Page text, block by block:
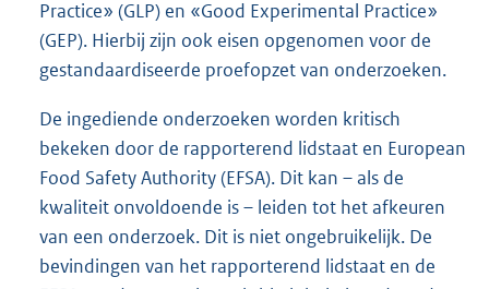
Practice» (GLP) en «Good Experimental Practice»
(GEP). Hierbij zijn ook eisen opgenomen voor de
gestandaardiseerde proefopzet van onderzoeken.
De ingediende onderzoeken worden kritisch
bekeken door de rapporterend lidstaat en European
Food Safety Authority (EFSA). Dit kan – als de
kwaliteit onvoldoende is – leiden tot het afkeuren
van een onderzoek. Dit is niet ongebruikelijk. De
bevindingen van het rapporterend lidstaat en de